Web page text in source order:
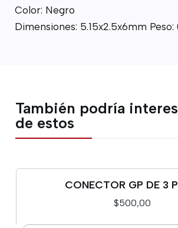
Color: Negro
Dimensiones: 5.15x2.5x6mm Peso:
También podría
de estos
CONECTOR GP DE 3
$500,00